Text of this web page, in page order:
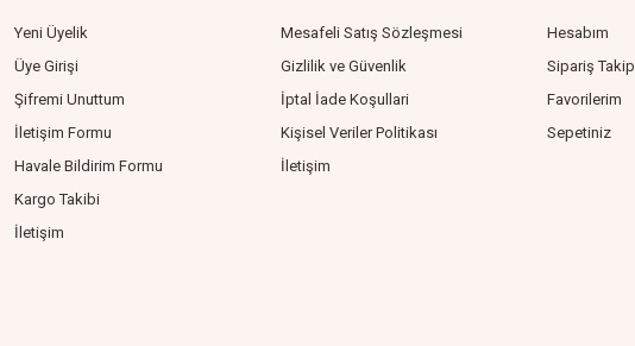
Yeni Üyelik
Üye Girişi
Şifremi Unuttum
İletişim Formu
Havale Bildirim Formu
Kargo Takibi
İletişim
Mesafeli Satış Sözleşmesi
Gizlilik ve Güvenlik
İptal İade Koşullari
Kişisel Veriler Politikası
İletişim
Hesabım
Sipariş Takip
Favorilerim
Sepetiniz